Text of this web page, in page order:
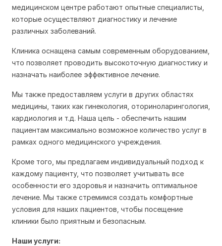
медицинском центре работают опытные специалисты,
которые осуществляют диагностику и лечение
различных заболеваний.
Клиника оснащена самым современным оборудованием,
что позволяет проводить высокоточную диагностику и
назначать наиболее эффективное лечение.
Мы также предоставляем услуги в других областях
медицины, таких как гинекология, оториноларингология,
кардиология и т.д. Наша цель - обеспечить нашим
пациентам максимально возможное количество услуг в
рамках одного медицинского учреждения.
Кроме того, мы предлагаем индивидуальный подход к
каждому пациенту, что позволяет учитывать все
особенности его здоровья и назначить оптимальное
лечение. Мы также стремимся создать комфортные
условия для наших пациентов, чтобы посещение
клиники было приятным и безопасным.
Наши услуги: